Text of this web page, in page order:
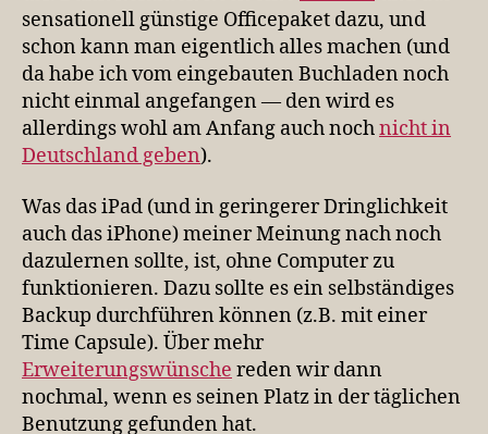
sensationell günstige Officepaket dazu, und
schon kann man eigentlich alles machen (und
da habe ich vom eingebauten Buchladen noch
nicht einmal angefangen — den wird es
allerdings wohl am Anfang auch nochnicht in
Deutschland geben).
Was das iPad (und in geringerer Dringlichkeit
auch das iPhone) meiner Meinung nach noch
dazulernen sollte, ist, ohne Computer zu
funktionieren. Dazu sollte es ein selbständiges
Backup durchführen können (z.B. mit einer
Time Capsule). Über mehr
Erweiterungswünsche reden wir dann
nochmal, wenn es seinen Platz in der täglichen
Benutzung gefunden hat.